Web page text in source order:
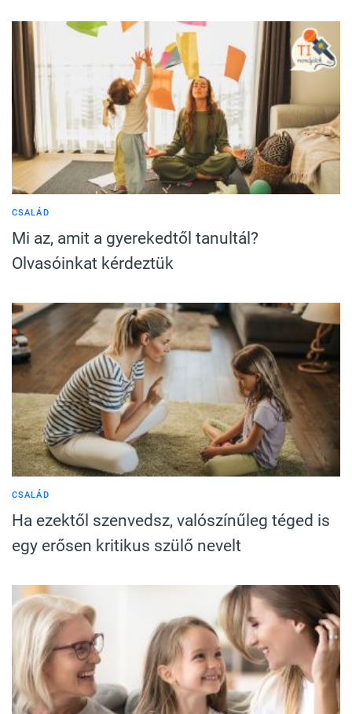
CSALÁD
Mi az, amit a gyerekedtől tanultál?
Olvasóinkat kérdeztük
CSALÁD
Ha ezektől szenvedsz, valószínűleg téged is
egy erősen kritikus szülő nevelt